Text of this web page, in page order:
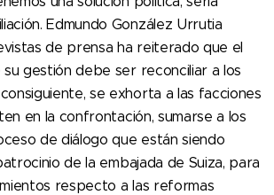
Edmundo González Urrutia
de prensa ha reiterado que el
gestión debe ser reconciliar a los
se exhorta a las facciones
en la confrontación, sumarse a los
de diálogo que están siendo
de la embajada de Suiza, para
respecto a las reformas